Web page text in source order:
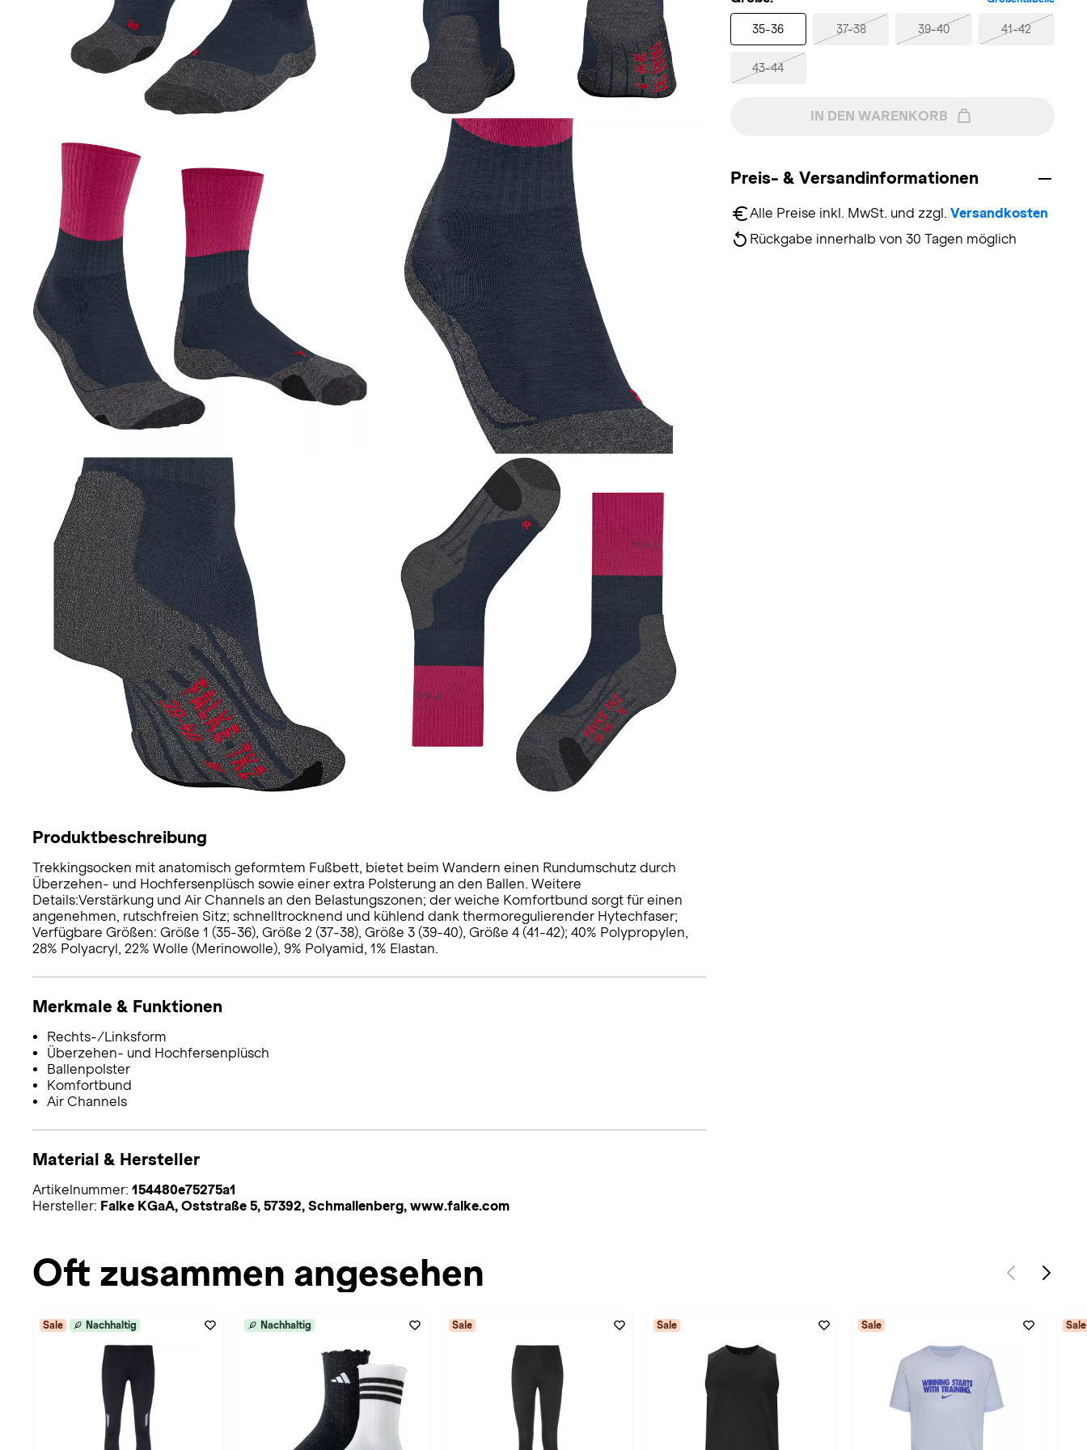
35-36 37-38 39-40 41-42
43-44
IN DEN WARENKORB
Preis- & Versandinformationen
Alle Preise inkl. MwSt. und zzgl. Versandkosten
Rückgabe innerhalb von 30 Tagen möglich
Produktbeschreibung
Trekkingsocken mit anatomisch geformtem Fußbett, bietet beim Wandern einen Rundumschutz durch
Überzehen- und Hochfersenplüsch sowie einer extra Polsterung an den Ballen. Weitere
Details:Verstärkung und Air Channels an den Belastungszonen; der weiche Komfortbund sorgt für einen
angenehmen, rutschfreien Sitz; schnelltrocknend und kühlend dank thermoregulierender Hytechfaser;
Verfügbare Größen: Größe 1 (35-36), Größe 2 (37-38), Größe 3 (39-40), Größe 4 (41-42); 40% Polypropylen,
28% Polyacryl, 22% Wolle (Merinowolle), 9% Polyamid, 1% Elastan.
Merkmale & Funktionen
Rechts-/Linksform
Überzehen- und Hochfersenplüsch
Ballenpolster
Komfortbund
Air Channels
Material & Hersteller
Artikelnummer: 154480e75275a1
Hersteller: Falke KGaA, Oststraße 5, 57392, Schmallenberg, www.falke.com
Oft zusammen angesehen
Sale Nachhaltig Nachhaltig Sale Sale Sale Sale